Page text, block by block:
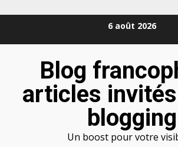
6 août 2026
Blog
articles
blogging
Un boost pour votre